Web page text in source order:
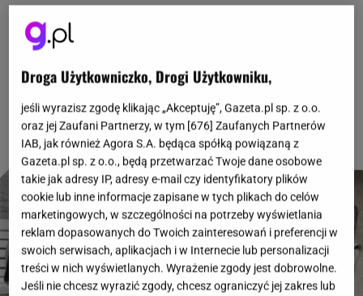
Pamiętasz jeszcze kartki, sprzęt i modę tego
tamtych lat? Zaraz się o tym przekonamy. Baw się
dobrze, powodzenia!
Droga Użytkowniczko, Drogi Użytkowniku,
jeśli wyrazisz zgodę klikając „Akceptuję”, Gazeta.pl sp. z o.o.
oraz jej Zaufani Partnerzy, w tym [676] Zaufanych Partnerów
IAB, jak również Agora S.A. będąca spółką powiązaną z
Gazeta.pl sp. z o.o., będą przetwarzać Twoje dane osobowe
takie jak adresy IP, adresy e-mail czy identyfikatory plików
cookie lub inne informacje zapisane w tych plikach do celów
marketingowych, w szczególności na potrzeby wyświetlania
reklam dopasowanych do Twoich zainteresowań i preferencji w
swoich serwisach, aplikacjach i w Internecie lub personalizacji
treści w nich wyświetlanych. Wyrażenie zgody jest dobrowolne.
Jeśli nie chcesz wyrazić zgody, chcesz ograniczyć jej zakres lub